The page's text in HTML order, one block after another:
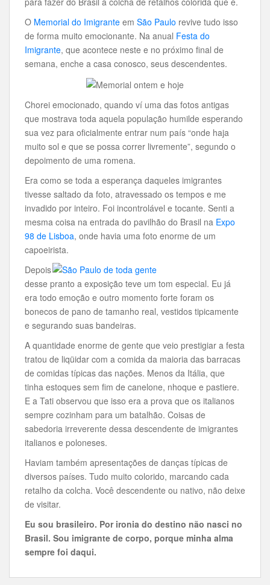
O Memorial do Imigrante em São Paulo revive tudo isso
de forma muito emocionante. Na anual Festa do
Imigrante, que acontece neste e no próximo final de
semana, enche a casa conosco, seus descendentes.
Chorei emocionado, quando ví uma das fotos antigas
que mostrava toda aquela população humilde esperando
sua vez para oficialmente entrar num país “onde haja
muito sol e que se possa correr livremente”, segundo o
depoimento de uma romena.
Era como se toda a esperança daqueles imigrantes
tivesse saltado da foto, atravessado os tempos e me
invadido por inteiro. Foi incontrolável e tocante. Senti a
mesma coisa na entrada do pavilhão do Brasil na Expo
98 de Lisboa, onde havia uma foto enorme de um
capoeirista.
Depois
desse pranto a exposição teve um tom especial. Eu já
era todo emoção e outro momento forte foram os
bonecos de pano de tamanho real, vestidos tipicamente
e segurando suas bandeiras.
A quantidade enorme de gente que veio prestigiar a festa
tratou de liqüidar com a comida da maioria das barracas
de comidas típicas das nações. Menos da Itália, que
tinha estoques sem fim de canelone, nhoque e pastiere.
E a Tati observou que isso era a prova que os italianos
sempre cozinham para um batalhão. Coisas de
sabedoria irreverente dessa descendente de imigrantes
italianos e poloneses.
Haviam também apresentações de danças típicas de
diversos países. Tudo muito colorido, marcando cada
retalho da colcha. Você descendente ou nativo, não deixe
de visitar.
Eu sou brasileiro. Por ironia do destino não nasci no
Brasil. Sou imigrante de corpo, porque minha alma
sempre foi daqui.